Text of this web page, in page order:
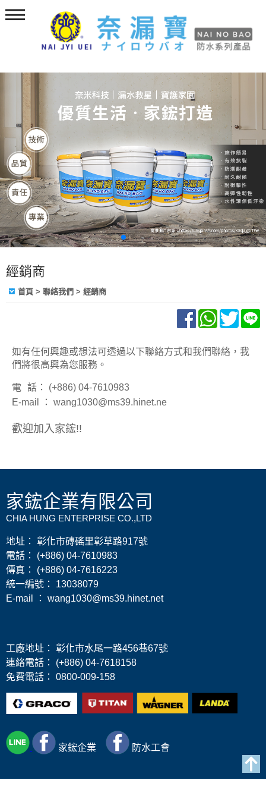
經銷商
首頁 > 聯絡我們 > 經銷商
如有任何興趣或想法可透過以下聯絡方式和我們聯絡，我
們將很高興為您服務。
電
話： (+886) 04-7610983
E-mail ： wang1030@ms39.hinet.ne
歡迎加入家鋐!!
家鋐企業有限公司
CHIA HUNG ENTERPRISE CO.,LTD
地址： 彰化市磚磘里彰草路917號
電話： (+886) 04-7610983
傳真： (+886) 04-7616223
​統一編號： 13038079
E-mail ： wang1030@ms39.hinet.net
工廠地址： 彰化市水尾一路456巷67號
連絡電話： (+886) 04-7618158
免費電話： 0800-009-158
家鋐企業 防水工會